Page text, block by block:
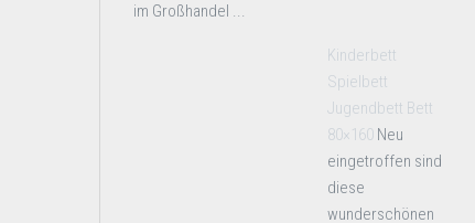
im Großhandel ...
Kinderbett
Spielbett
Jugendbett Bett
80×160 Neu
eingetroffen sind
diese
wunderschönen